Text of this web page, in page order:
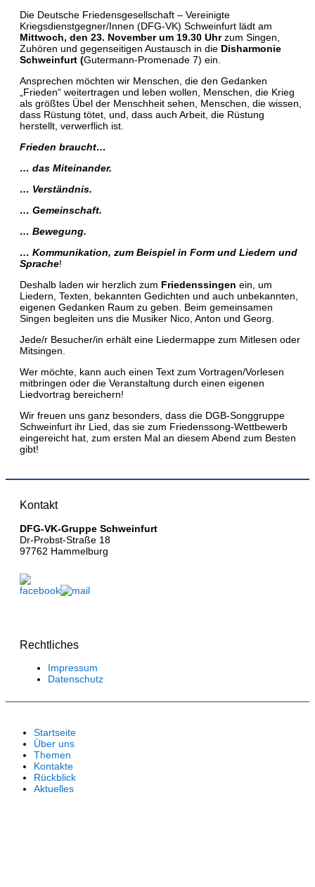
Die Deutsche Friedensgesellschaft – Vereinigte
Kriegsdienstgegner/Innen (DFG-VK) Schweinfurt lädt am
Mittwoch, den 23. November um 19.30 Uhrzum Singen,
Zuhören und gegenseitigen Austausch in die Disharmonie
Schweinfurt (Gutermann-Promenade 7) ein.
Ansprechen möchten wir Menschen, die den Gedanken
„Frieden“ weitertragen und leben wollen, Menschen, die Krieg
als größtes Übel der Menschheit sehen, Menschen, die wissen,
dass Rüstung tötet, und, dass auch Arbeit, die Rüstung
herstellt, verwerflich ist.
Frieden braucht…
… das Miteinander.
… Verständnis.
… Gemeinschaft.
… Bewegung.
… Kommunikation, zum Beispiel in Form und Liedern und
Sprache!
Deshalb laden wir herzlich zum Friedenssingen ein, um
Liedern, Texten, bekannten Gedichten und auch unbekannten,
eigenen Gedanken Raum zu geben. Beim gemeinsamen
Singen begleiten uns die Musiker Nico, Anton und Georg.
Jede/r Besucher/in erhält eine Liedermappe zum Mitlesen oder
Mitsingen.
Wer möchte, kann auch einen Text zum Vortragen/Vorlesen
mitbringen oder die Veranstaltung durch einen eigenen
Liedvortrag bereichern!
Wir freuen uns ganz besonders, dass die DGB-Songgruppe
Schweinfurt ihr Lied, das sie zum Friedenssong-Wettbewerb
eingereicht hat, zum ersten Mal an diesem Abend zum Besten
gibt!
Kontakt
DFG-VK-Gruppe Schweinfurt
Dr-Probst-Straße 18
97762 Hammelburg
Rechtliches
Impressum
Datenschutz
Startseite
Über uns
Themen
Kontakte
Rückblick
Aktuelles